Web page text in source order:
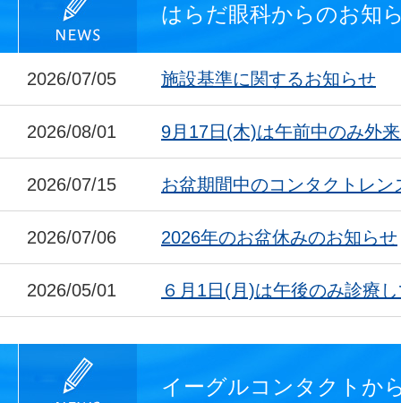
はらだ眼科からのお知
2026/07/05 施設基準に関するお知らせ
2026/08/01 9月17日(木)は午前中のみ外
2026/07/15 お盆期間中のコンタクトレン
2026/07/06 2026年のお盆休みのお知らせ
2026/05/01 ６月1日(月)は午後のみ診療
イーグルコンタクトか